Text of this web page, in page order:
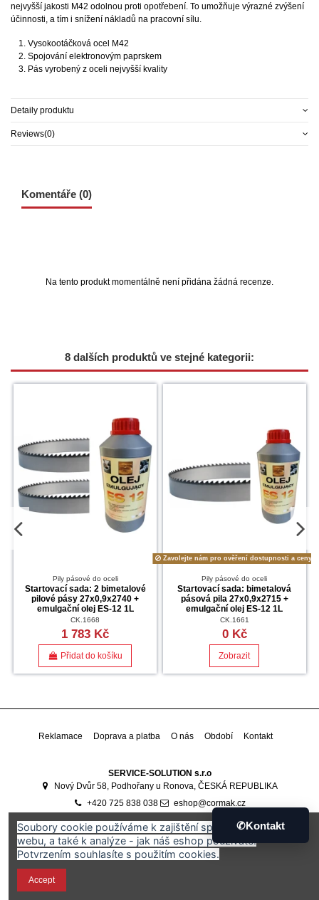
nejvyšší jakosti M42 odolnou proti opotřebení. To umožňuje výrazné zvýšení
účinnosti, a tím i snížení nákladů na pracovní sílu.
Vysokootáčková ocel M42
Spojování elektronovým paprskem
Pás vyrobený z oceli nejvyšší kvality
Detaily produktu
Reviews(0)
Komentáře (0)
Na tento produkt momentálně není přidána žádná recenze.
8 dalších produktů ve stejné kategorii:
Pily pásové do oceli
Startovací sada: 2 bimetalové
pilové pásy 27x0,9x2740 +
emulgační olej ES-12 1L
CK.1668
1 783 Kč
Přidat do košíku
Zavolejte nám pro ověření dostupnosti a ceny.
Pily pásové do oceli
Startovací sada: bimetalová
pásová pila 27x0,9x2715 +
emulgační olej ES-12 1L
CK.1661
0 Kč
Zobrazit
Reklamace Doprava a platba O nás Období Kontakt
SERVICE-SOLUTION s.r.o
Nový Dvůr 58, Podhořany u Ronova, ČESKÁ REPUBLIKA
+420 725 838 038
eshop@cormak.cz
Developed byAli Software Development 🇷🇴
Soubory cookie používáme k zajištění správného fungování
webu, a také k analýze - jak náš eshop používáte.
Potvrzením souhlasíte s použitím cookies.
Accept
✆Kontakt